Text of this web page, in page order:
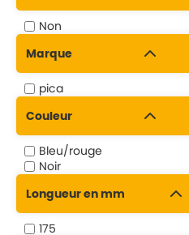
Non
Marque
pica
Couleur
Bleu/rouge
Noir
Longueur en mm
175